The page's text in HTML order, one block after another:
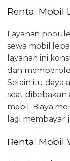
Rental Mobil
Layanan
sewa mobil
layanan ini
dan
Selain itu daya
seat dibebakan
mobil. Biaya
lagi membayar
Rental Mobil